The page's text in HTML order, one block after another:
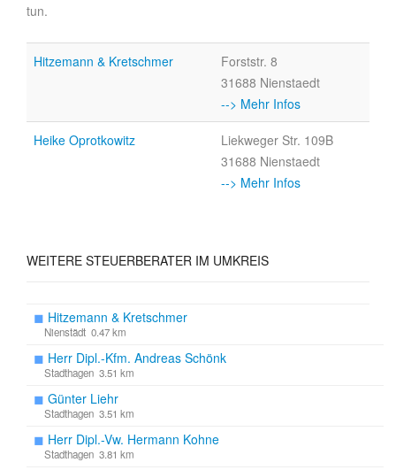
tun.
Hitzemann & Kretschmer
Forststr. 8
31688 Nienstaedt
--> Mehr Infos
Heike Oprotkowitz
Liekweger Str. 109B
31688 Nienstaedt
--> Mehr Infos
WEITERE STEUERBERATER IM UMKREIS
◼ Hitzemann & Kretschmer
Nienstädt 0.47 km
◼ Herr Dipl.-Kfm. Andreas Schönk
Stadthagen 3.51 km
◼ Günter Liehr
Stadthagen 3.51 km
◼ Herr Dipl.-Vw. Hermann Kohne
Stadthagen 3.81 km